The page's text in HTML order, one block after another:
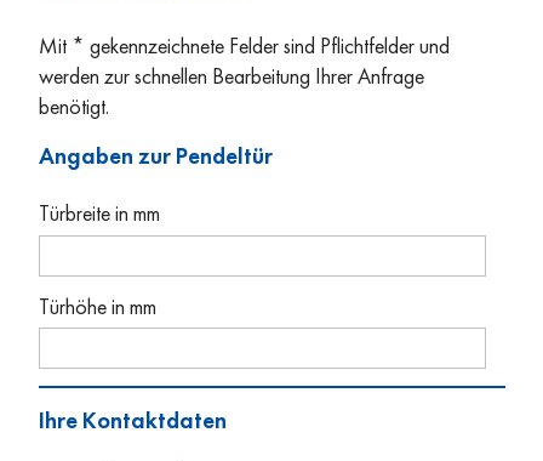
Mit * gekennzeichnete Felder sind Pflichtfelder und
werden zur schnellen Bearbeitung Ihrer Anfrage
benötigt.
Angaben zur Pendeltür
Türbreite in mm
Türhöhe in mm
Ihre Kontaktdaten